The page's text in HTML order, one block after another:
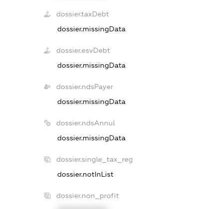
dossier.taxDebt
dossier.missingData
dossier.esvDebt
dossier.missingData
dossier.ndsPayer
dossier.missingData
dossier.ndsAnnul
dossier.missingData
dossier.single_tax_reg
dossier.notInList
dossier.non_profit